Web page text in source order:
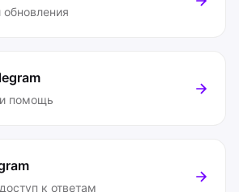
обновления
помощь
к ответам